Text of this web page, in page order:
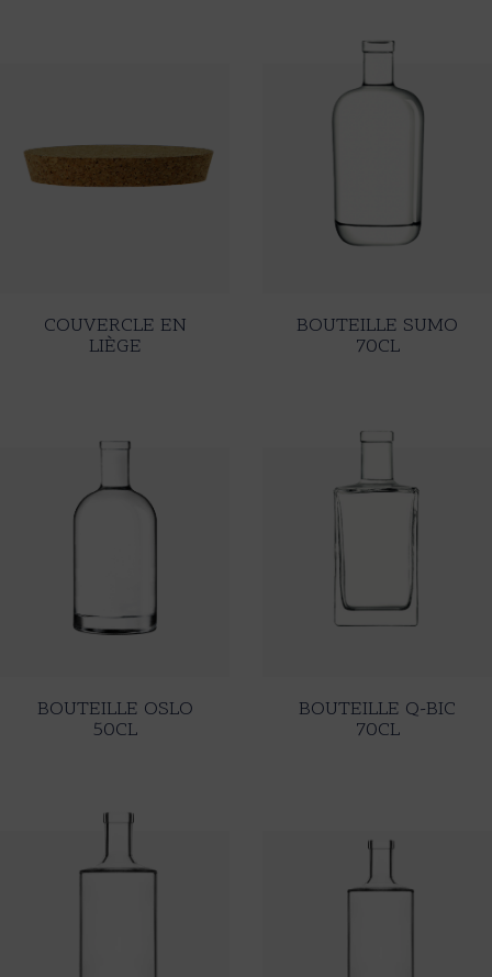
COUVERCLE EN
LIÈGE
BOUTEILLE SUMO
70CL
BOUTEILLE OSLO
50CL
BOUTEILLE Q-BIC
70CL